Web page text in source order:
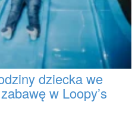
dziecka we
w Loopy’s